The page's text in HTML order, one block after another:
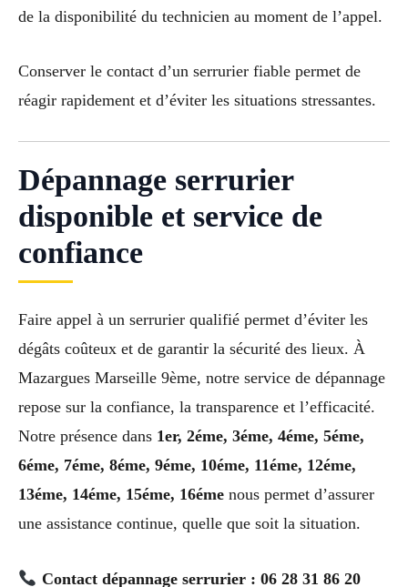
de la disponibilité du technicien au moment de l’appel.
Conserver le contact d’un serrurier fiable permet de
réagir rapidement et d’éviter les situations stressantes.
Dépannage serrurier
disponible et service de
confiance
Faire appel à un serrurier qualifié permet d’éviter les
dégâts coûteux et de garantir la sécurité des lieux. À
Mazargues Marseille 9ème, notre service de dépannage
repose sur la confiance, la transparence et l’efficacité.
Notre présence dans 1er, 2éme, 3éme, 4éme, 5éme,
6éme, 7éme, 8éme, 9éme, 10éme, 11éme, 12éme,
13éme, 14éme, 15éme, 16éme nous permet d’assurer
une assistance continue, quelle que soit la situation.
Contact dépannage serrurier : 06 28 31 86 20